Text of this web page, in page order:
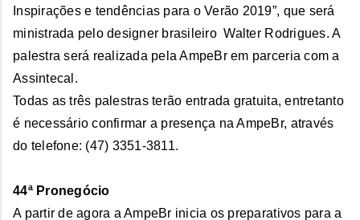
Inspirações e tendências para o Verão 2019”, que será
ministrada pelo designer brasileiro Walter Rodrigues. A
palestra será realizada pela AmpeBr em parceria com a
Assintecal.
Todas as três palestras terão entrada gratuita, entretanto
é necessário confirmar a presença na AmpeBr, através
do telefone: (47) 3351-3811.
44ª Pronegócio
A partir de agora a AmpeBr inicia os preparativos para a